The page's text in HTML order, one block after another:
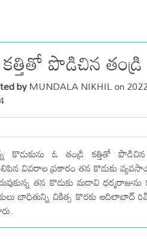
పొడిచిన తండ్రి
byMUNDALA NIKHIL on
కొడుకును ఓ తండ్రి కత్తితో
వివరాల ప్రకారం తన కొడుకు
తన కొడుకు మడావి
బాధితున్ని చికిత్స కొరకు ఆదిలాబాద్